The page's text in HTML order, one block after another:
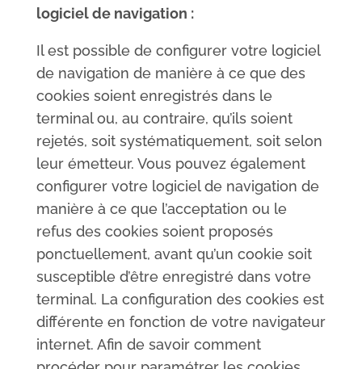
logiciel de navigation :
Il est possible de configurer votre logiciel
de navigation de manière à ce que des
cookies soient enregistrés dans le
terminal ou, au contraire, qu’ils soient
rejetés, soit systématiquement, soit selon
leur émetteur. Vous pouvez également
configurer votre logiciel de navigation de
manière à ce que l’acceptation ou le
refus des cookies soient proposés
ponctuellement, avant qu’un cookie soit
susceptible d’être enregistré dans votre
terminal. La configuration des cookies est
différente en fonction de votre navigateur
internet. Afin de savoir comment